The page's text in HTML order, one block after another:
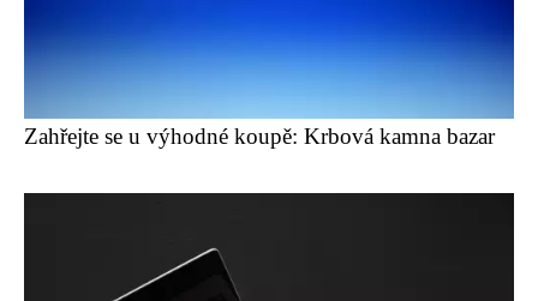
Zahřejte se u výhodné koupě: Krbová kamna bazar